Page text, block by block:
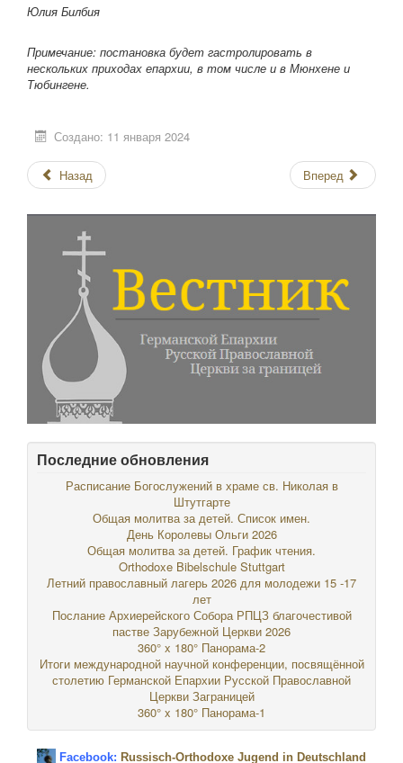
Юлия Билбия
Примечание: постановка будет гастролировать в
нескольких приходах епархии, в том числе и в Мюнхене и
Тюбингене.
Создано: 11 января 2024
Назад Вперед
Последние обновления
Расписание Богослужений в храме св. Николая в
Штутгарте
Общая молитва за детей. Список имен.
День Королевы Ольги 2026
Общая молитва за детей. График чтения.
Orthodoxe Bibelschule Stuttgart
Летний православный лагерь 2026 для молодежи 15 -17
лет
Послание Архиерейского Собора РПЦЗ благочестивой
пастве Зарубежной Церкви 2026
360° x 180° Панорама-2
Итоги международной научной конференции, посвящённой
столетию Германской Епархии Русской Православной
Церкви Заграницей
360° x 180° Панорама-1
Facebook: Russisch-Orthodoxe Jugend in Deutschland